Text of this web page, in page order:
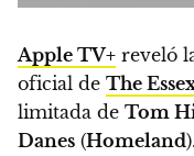
Apple TV+ reveló
oficial de The
limitada de Tom
Danes (Homeland)